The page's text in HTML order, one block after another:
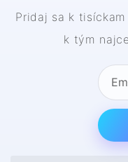
Pridaj sa k
k tým